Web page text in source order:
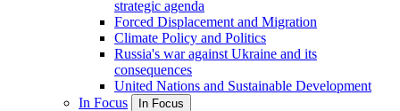
strategic agenda
Forced Displacement and Migration
Climate Policy and Politics
Russia's war against Ukraine and its
consequences
United Nations and Sustainable Development
In Focus
In Focus